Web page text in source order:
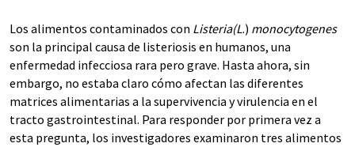
Los alimentos contaminados con Listeria(L.) monocytogenes
son la principal causa de listeriosis en humanos, una
enfermedad infecciosa rara pero grave. Hasta ahora, sin
embargo, no estaba claro cómo afectan las diferentes
matrices alimentarias a la supervivencia y virulencia en el
tracto gastrointestinal. Para responder por primera vez a
esta pregunta, los investigadores examinaron tres alimentos